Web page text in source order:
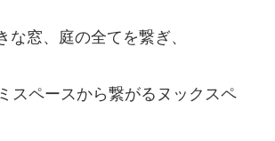
窓、庭の全てを繋ぎ、
スペースから繋がるヌックスペ